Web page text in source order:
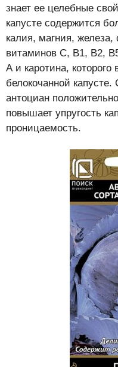
знает ее целебные
капусте содержится
калия, магния,
витаминов С, В1, В2,
А и каротина,
белокочанной
антоциан
повышает упругость
проницаемость.